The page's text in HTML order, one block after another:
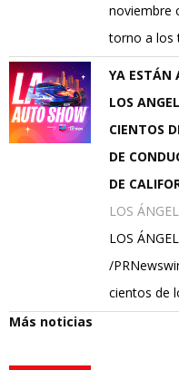
noviembre
torno a los
YA ESTÁN
LOS
CIENTOS
DE
DE
LOS
LOS
/
cientos de
Más noticias